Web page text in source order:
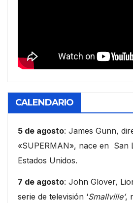
CALENDARIO
5 de agosto: James Gunn,
«SUPERMAN», nace en San
Estados Unidos.
7 de agosto: John Glover,
serie de televisión ‘Smallville’,